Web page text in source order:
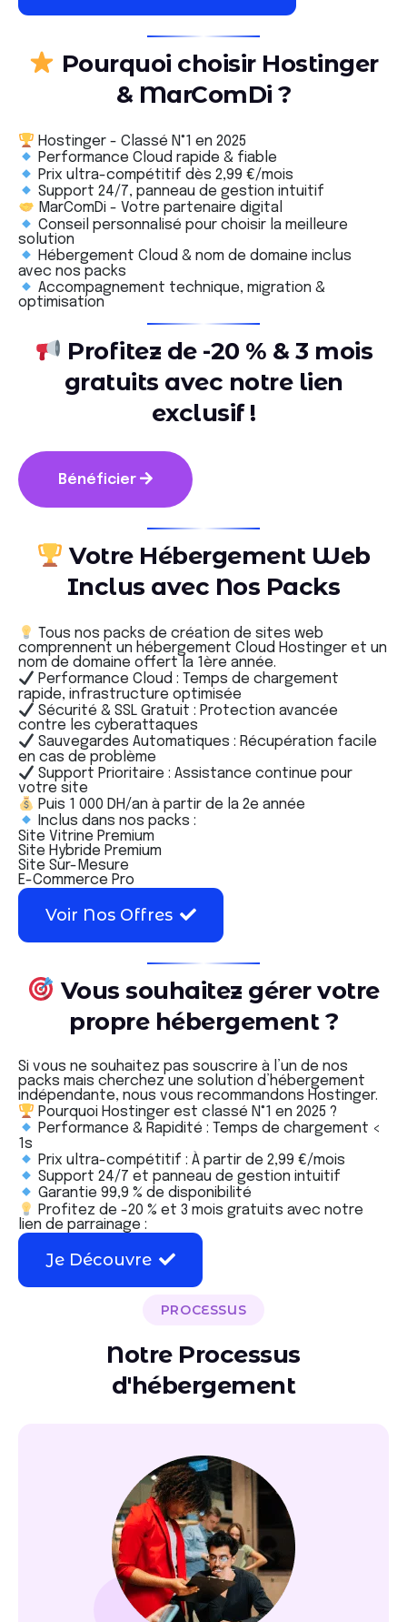
Pourquoi choisir Hostinger
& MarComDi ?
Hostinger - Classé N°1 en 2025
Performance Cloud rapide & fiable
Prix ultra-compétitif dès 2,99 €/mois
Support 24/7, panneau de gestion intuitif
MarComDi - Votre partenaire digital
Conseil personnalisé pour choisir la meilleure
solution
Hébergement Cloud & nom de domaine inclus
avec nos packs
Accompagnement technique, migration &
optimisation
Profitez de -20 % & 3 mois
gratuits avec notre lien
exclusif !
Bénéficier
Votre Hébergement Web
Inclus avec Nos Packs
Tous nos packs de création de sites web
comprennent un hébergement Cloud Hostinger et un
nom de domaine offert la 1ère année.
Performance Cloud : Temps de chargement
rapide, infrastructure optimisée
Sécurité & SSL Gratuit : Protection avancée
contre les cyberattaques
Sauvegardes Automatiques : Récupération facile
en cas de problème
Support Prioritaire : Assistance continue pour
votre site
Puis 1 000 DH/an à partir de la 2e année
Inclus dans nos packs :
Site Vitrine Premium
Site Hybride Premium
Site Sur-Mesure
E-Commerce Pro
Voir Nos Offres
Vous souhaitez gérer votre
propre hébergement ?
Si vous ne souhaitez pas souscrire à l’un de nos
packs mais cherchez une solution d’hébergement
indépendante, nous vous recommandons Hostinger.
Pourquoi Hostinger est classé N°1 en 2025 ?
Performance & Rapidité : Temps de chargement <
1s
Prix ultra-compétitif : À partir de 2,99 €/mois
Support 24/7 et panneau de gestion intuitif
Garantie 99,9 % de disponibilité
Profitez de -20 % et 3 mois gratuits avec notre
lien de parrainage :
Je Découvre
PROCESSUS
Notre Processus
d'hébergement